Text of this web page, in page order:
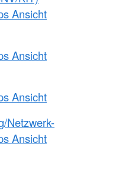
Ansicht
Ansicht
Ansicht
Netzwerk-
Ansicht